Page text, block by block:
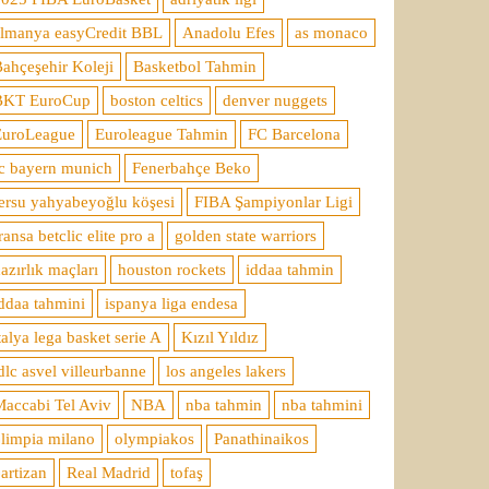
easyCredit BBL
Anadolu Efes
as monaco
Koleji
Basketbol Tahmin
EuroCup
boston celtics
denver nuggets
Euroleague Tahmin
FC Barcelona
bayern munich
Fenerbahçe Beko
yahyabeyoğlu köşesi
FIBA Şampiyonlar Ligi
betclic elite pro a
golden state warriors
maçları
houston rockets
iddaa tahmin
tahmini
ispanya liga endesa
lega basket serie A
Kızıl Yıldız
asvel villeurbanne
los angeles lakers
Tel Aviv
NBA nba tahmin
nba tahmini
milano
olympiakos
Panathinaikos
Real Madrid tofaş